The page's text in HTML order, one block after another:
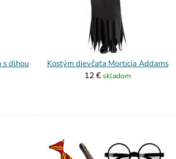
s dlhou
Kostým dievčaťa Morticia Addams
12 €skladom